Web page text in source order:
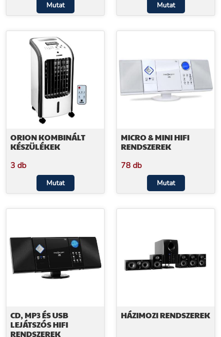
Mutat Mutat
ORION KOMBINÁLT
KÉSZÜLÉKEK
3 db
Mutat
MICRO & MINI HIFI
RENDSZEREK
78 db
Mutat
CD, MP3 ÉS USB
LEJÁTSZÓS HIFI
RENDSZEREK
HÁZIMOZI RENDSZEREK